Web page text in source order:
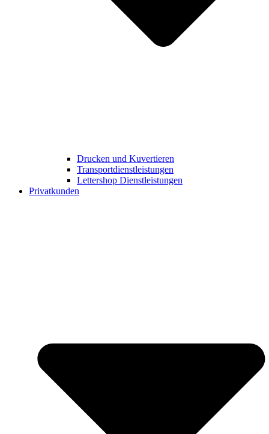
Drucken und Kuvertieren​
Transportdienstleistungen
Lettershop Dienstleistungen​
Privatkunden